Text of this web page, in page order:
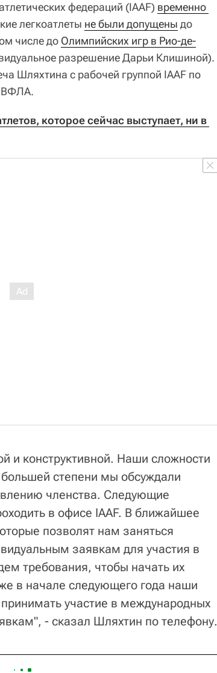
федераций (IAAF) временно
легкоатлеты не были допущены до
числе до Олимпийских игр в Рио-де-
разрешение Дарьи Клишиной).
Шляхтина с рабочей группой IAAF по
ВФЛА.
которое сейчас выступает, ни в
и конструктивной. Наши сложности
степени мы обсуждали
членства. Следующие
в офисе IAAF. В ближайшее
позволят нам заняться
заявкам для участия в
требования, чтобы начать их
в начале следующего года наши
участие в международных
- сказал Шляхтин по телефону.